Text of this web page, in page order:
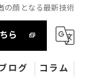
の顔となる最新技術
ら
ログ コラム